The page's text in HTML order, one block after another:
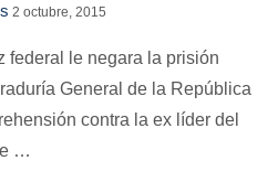
2 octubre, 2015
federal le negara la prisión
General de la República
contra la ex líder del
…